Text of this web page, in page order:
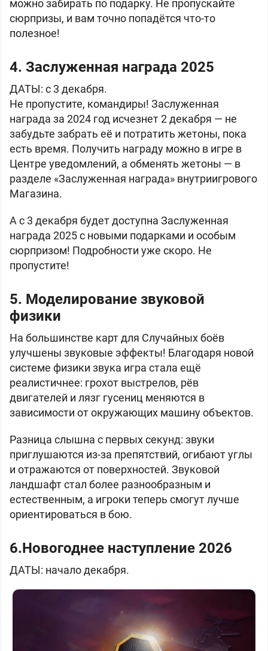
можно забирать по подарку. Не пропускайте
сюрпризы, и вам точно попадётся что-то
полезное!
4. Заслуженная награда 2025
ДАТЫ: с 3 декабря.
Не пропустите, командиры! Заслуженная
награда за 2024 год исчезнет 2 декабря — не
забудьте забрать её и потратить жетоны, пока
есть время. Получить награду можно в игре в
Центре уведомлений, а обменять жетоны — в
разделе «Заслуженная награда» внутриигрового
Магазина.
А с 3 декабря будет доступна Заслуженная
награда 2025 с новыми подарками и особым
сюрпризом! Подробности уже скоро. Не
пропустите!
5. Моделирование звуковой
физики
На большинстве карт для Случайных боёв
улучшены звуковые эффекты! Благодаря новой
системе физики звука игра стала ещё
реалистичнее: грохот выстрелов, рёв
двигателей и лязг гусениц меняются в
зависимости от окружающих машину объектов.
Разница слышна с первых секунд: звуки
приглушаются из-за препятствий, огибают углы
и отражаются от поверхностей. Звуковой
ландшафт стал более разнообразным и
естественным, а игроки теперь смогут лучше
ориентироваться в бою.
6.Новогоднее наступление 2026
ДАТЫ: начало декабря.